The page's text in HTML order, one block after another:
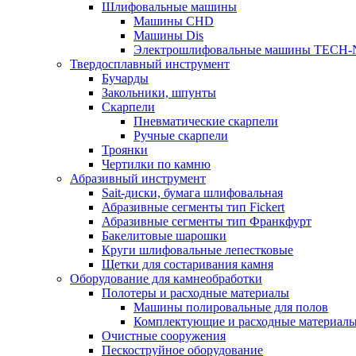
Шлифовальные машины
Машины CHD
Машины Dis
Электрошлифовальные машины TECH-
Твердосплавный инструмент
Бучарды
Закольники, шпунты
Скарпели
Пневматические скарпели
Ручные скарпели
Троянки
Чертилки по камню
Абразивный инструмент
Sait-диски, бумага шлифовальная
Абразивные сегменты тип Fickert
Абразивные сегменты тип Франкфурт
Бакелитовые шарошки
Круги шлифовальные лепестковые
Щетки для состаривания камня
Оборудование для камнеобработки
Полотеры и расходные материалы
Машины полировальные для полов
Комплектующие и расходные
Очистные сооружения
Пескоструйное оборудование